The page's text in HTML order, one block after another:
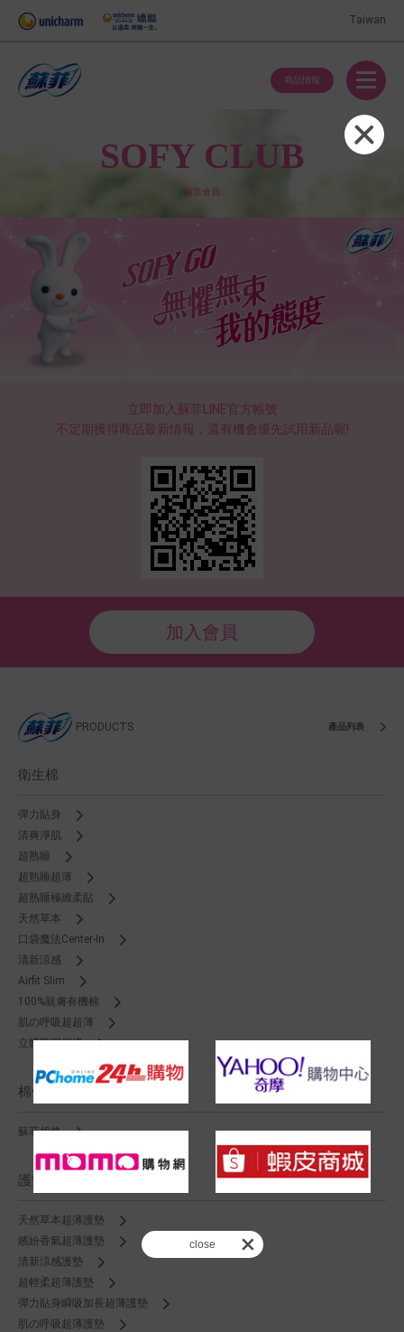
Taiwan
商品情報
close
SOFY CLUB
蘇菲會員
立即加入蘇菲LINE官方帳號
不定期獲得商品最新情報，還有機會優先試用新品喔!
加入會員
PRODUCTS 產品列表
衛生棉
彈力貼身
清爽淨肌
超熟睡
超熟睡超薄
超熟睡極緻柔貼
天然草本
口袋魔法Center-In
清新涼感
Airfit Slim
100%親膚有機棉
肌の呼吸超超薄
立體防漏側邊
棉條
蘇菲棉條
護墊
天然草本超薄護墊
繽紛香氣超薄護墊
清新涼感護墊
超輕柔超薄護墊
彈力貼身瞬吸加長超薄護墊
肌の呼吸超薄護墊